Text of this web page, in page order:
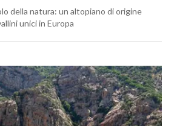
della natura: un altopiano di origine
unici in Europa